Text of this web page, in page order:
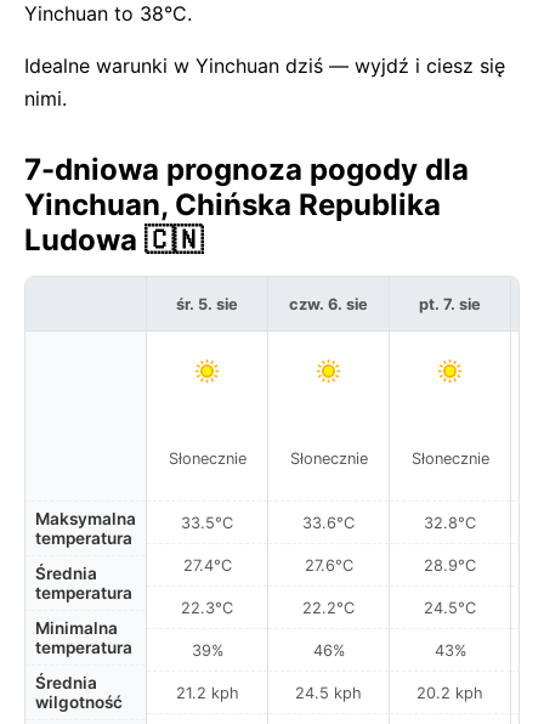
Yinchuan to 38°C.
Idealne warunki w Yinchuan dziś — wyjdź i ciesz się
nimi.
7-dniowa prognoza pogody dla
Yinchuan, Chińska Republika
Ludowa 🇨🇳
Maksymalna
temperatura
Średnia
temperatura
Minimalna
temperatura
Średnia
wilgotność
śr. 5. sie
Słonecznie
33.5°C
27.4°C
22.3°C
39%
21.2 kph
czw. 6. sie
Słonecznie
33.6°C
27.6°C
22.2°C
46%
24.5 kph
pt. 7. sie
Słonecznie
32.8°C
28.9°C
24.5°C
43%
20.2 kph